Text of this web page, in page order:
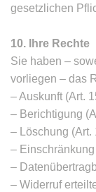
gesetzlichen
10. Ihre Rechte
Sie haben –
vorliegen – das
– Auskunft (Art.
– Berichtigung
– Löschung (Art.
–
–
– Widerruf